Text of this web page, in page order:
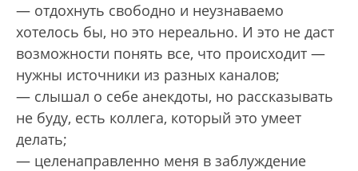
— отдохнуть свободно и неузнаваемо
хотелось бы, но это нереально. И это не даст
возможности понять все, что происходит —
нужны источники из разных каналов;
— слышал о себе анекдоты, но рассказывать
не буду, есть коллега, который это умеет
делать;
— целенаправленно меня в заблуждение